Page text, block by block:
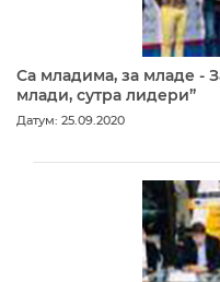
Са младима, за младе -
млади, сутра лидери”
Датум: 25.09.2020